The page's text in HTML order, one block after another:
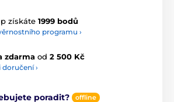
získáte 1999 bodů
programu ›
zdarma od 2 500 Kč
›
poradit? offline